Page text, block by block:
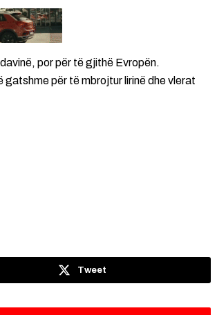
por për të gjithë Evropën.
për të mbrojtur lirinë dhe vlerat
Tweet